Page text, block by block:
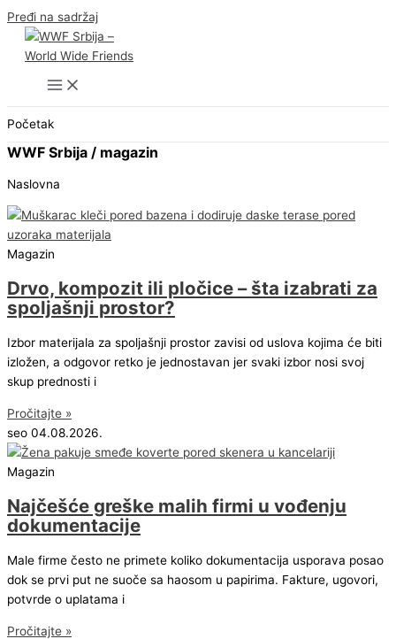
Pređi na sadržaj
Početak
WWF Srbija / magazin
Naslovna
Magazin
Drvo, kompozit ili pločice – šta izabrati za
spoljašnji prostor?
Izbor materijala za spoljašnji prostor zavisi od uslova kojima će biti
izložen, a odgovor retko je jednostavan jer svaki izbor nosi svoj
skup prednosti i
Pročitajte »
seo 04.08.2026.
Magazin
Najčešće greške malih firmi u vođenju
dokumentacije
Male firme često ne primete koliko dokumentacija usporava posao
dok se prvi put ne suoče sa haosom u papirima. Fakture, ugovori,
potvrde o uplatama i
Pročitajte »